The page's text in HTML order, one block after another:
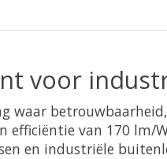
voor
waar
efficiëntie van 170
en industriële